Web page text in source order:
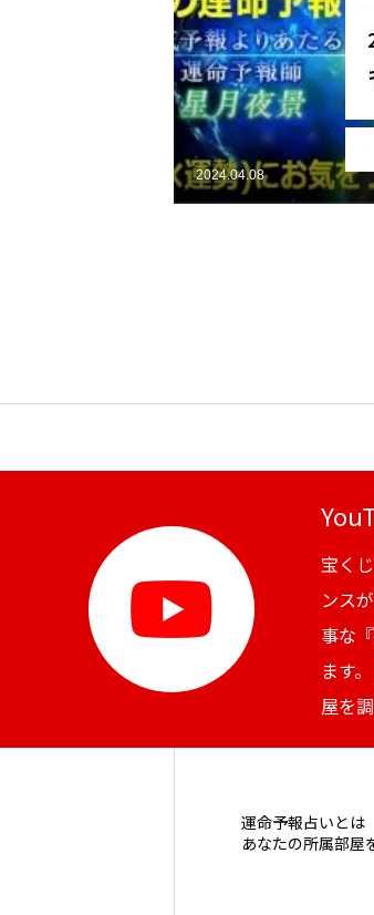
YouTube
Online Store
2024.04.08
宝く
ンス
事な
ます
屋を
運命予報占いとは
あなたの所属部屋